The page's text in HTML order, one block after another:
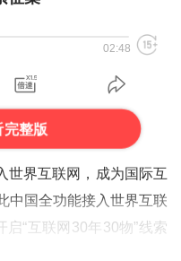
02:48
整版
世界互联网，成为国际互
中国全功能接入世界互联
启“互联网30年30物”线索